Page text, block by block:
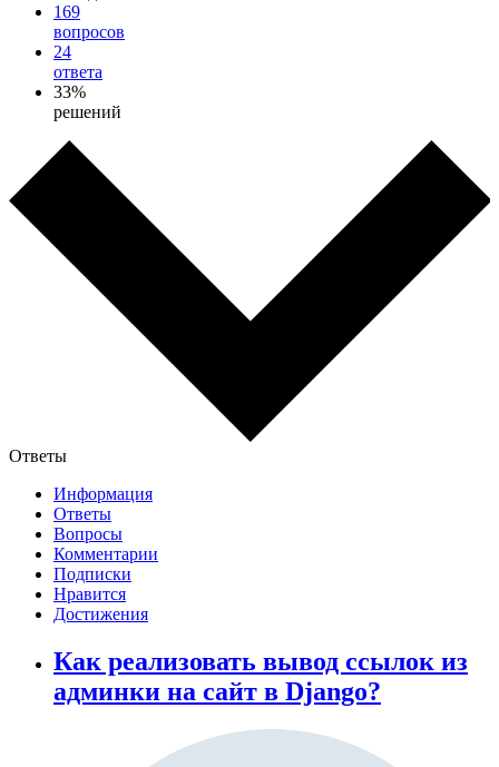
169
вопросов
24
ответа
33%
решений
Ответы
Информация
Ответы
Вопросы
Комментарии
Подписки
Нравится
Достижения
Как реализовать вывод ссылок из
админки на сайт в Django?